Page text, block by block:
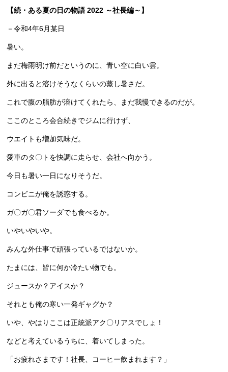
【続・ある夏の日の物語 2022 ～社長編～】
－令和4年6月某日
暑い。
まだ梅雨明け前だというのに、青い空に白い雲。
外に出ると溶けそうなくらいの蒸し暑さだ。
これで腹の脂肪が溶けてくれたら、まだ我慢できるのだが。
ここのところ会合続きでジムに行けず、
ウエイトも増加気味だ。
愛車のタ〇トを快調に走らせ、会社へ向かう。
今日も暑い一日になりそうだ。
コンビニが俺を誘惑する。
ガ〇ガ〇君ソーダでも食べるか。
いやいやいや。
みんな外仕事で頑張っているではないか。
たまには、皆に何か冷たい物でも。
ジュースか？アイスか？
それとも俺の寒い一発ギャグか？
いや、やはりここは正統派アク〇リアスでしょ！
などと考えているうちに、着いてしまった。
「お疲れさまです！社長、コーヒー飲まれます？」